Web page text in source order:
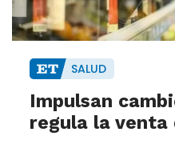
SALUD
Impulsan
regula la venta